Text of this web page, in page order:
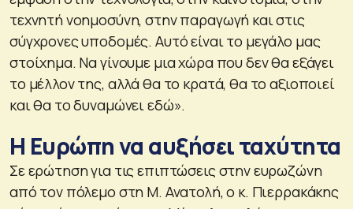
τεχνητή νοημοσύνη, στην παραγωγή και στις
σύγχρονες υποδομές. Αυτό είναι το μεγάλο μας
στοίχημα. Να γίνουμε μια χώρα που δεν θα εξάγει
το μέλλον της, αλλά θα το κρατά, θα το αξιοποιεί
και θα το δυναμώνει εδώ».
Η Ευρώπη να αυξήσει ταχύτητα
Σε ερώτηση για τις επιπτώσεις στην ευρωζώνη
από τον πόλεμο στη Μ. Ανατολή, ο κ. Πιερρακάκης